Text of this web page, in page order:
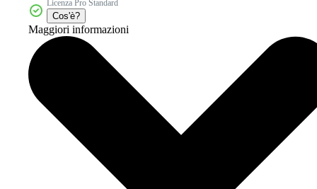
Licenza Pro Standard
Cos'è?
Maggiori informazioni